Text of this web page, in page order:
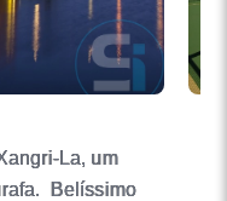
La, um
Belíssimo